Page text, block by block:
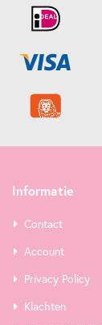
Informatie
Contact
Account
Privacy Policy
Klachten